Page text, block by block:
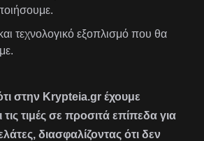
τεχνολογικό εξοπλισμό που θα
στην Krypteia.gr έχουμε
τιμές σε προσιτά επίπεδα για
διασφαλίζοντας ότι δεν